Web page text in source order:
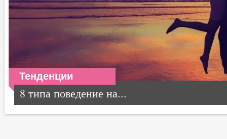
Тенденции
8 типа поведение на...